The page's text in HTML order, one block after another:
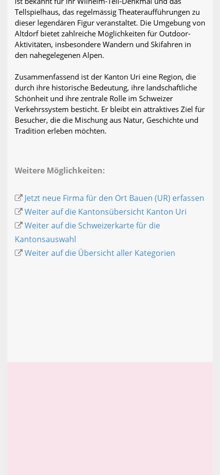
Tellspielhaus, das regelmässig Theateraufführungen zu
dieser legendären Figur veranstaltet. Die Umgebung von
Altdorf bietet zahlreiche Möglichkeiten für Outdoor-
Aktivitäten, insbesondere Wandern und Skifahren in
den nahegelegenen Alpen.
Zusammenfassend ist der Kanton Uri eine Region, die
durch ihre historische Bedeutung, ihre landschaftliche
Schönheit und ihre zentrale Rolle im Schweizer
Verkehrssystem besticht. Er bleibt ein attraktives Ziel für
Besucher, die die Mischung aus Natur, Geschichte und
Tradition erleben möchten.
Weitere Möglichkeiten:
Jetzt neue Firma für den Ort Bauen (UR) erfassen
Weiter auf die Kantonsübersicht Kanton Uri
Weiter auf die Schweizerkarte für die
Kantonsauswahl
Weiter auf die Übersicht aller Kategorien